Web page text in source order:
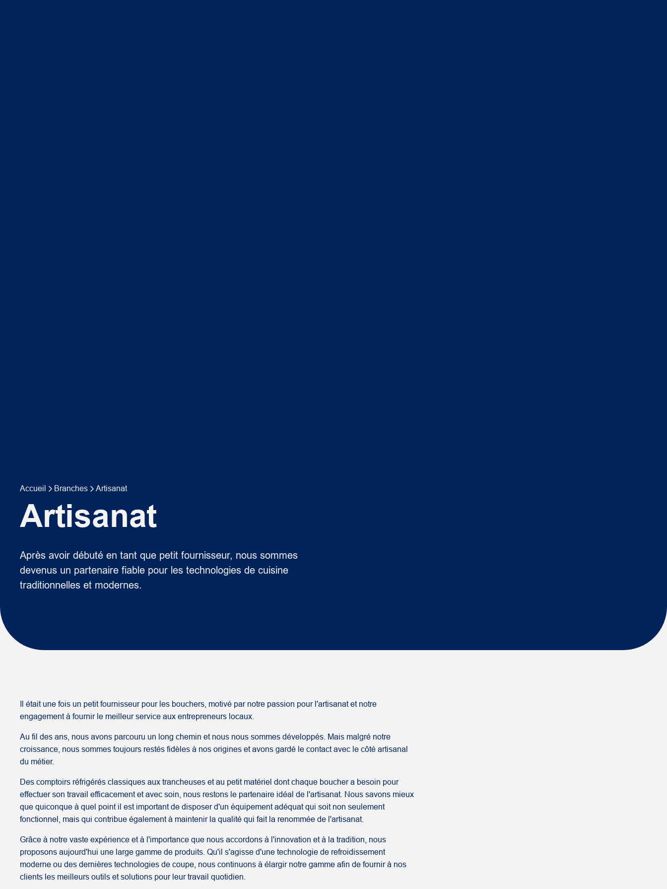
Accueil Branches Artisanat
Artisanat
Après avoir débuté en tant que petit fournisseur, nous sommes
devenus un partenaire fiable pour les technologies de cuisine
traditionnelles et modernes.
Il était une fois un petit fournisseur pour les bouchers, motivé par notre passion pour l'artisanat et notre
engagement à fournir le meilleur service aux entrepreneurs locaux.
Au fil des ans, nous avons parcouru un long chemin et nous nous sommes développés. Mais malgré notre
croissance, nous sommes toujours restés fidèles à nos origines et avons gardé le contact avec le côté artisanal
du métier.
Des comptoirs réfrigérés classiques aux trancheuses et au petit matériel dont chaque boucher a besoin pour
effectuer son travail efficacement et avec soin, nous restons le partenaire idéal de l'artisanat. Nous savons mieux
que quiconque à quel point il est important de disposer d'un équipement adéquat qui soit non seulement
fonctionnel, mais qui contribue également à maintenir la qualité qui fait la renommée de l'artisanat.
Grâce à notre vaste expérience et à l'importance que nous accordons à l'innovation et à la tradition, nous
proposons aujourd'hui une large gamme de produits. Qu'il s'agisse d'une technologie de refroidissement
moderne ou des dernières technologies de coupe, nous continuons à élargir notre gamme afin de fournir à nos
clients les meilleurs outils et solutions pour leur travail quotidien.